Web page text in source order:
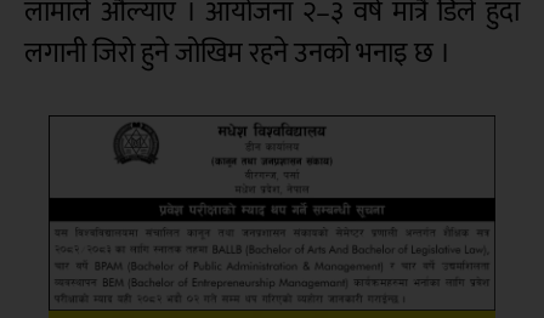
लामाले औंल्याए । आयोजना २–३ वर्ष मात्रै डिले हुँदा
लगानी जिरो हुने जोखिम रहने उनको भनाइ छ ।